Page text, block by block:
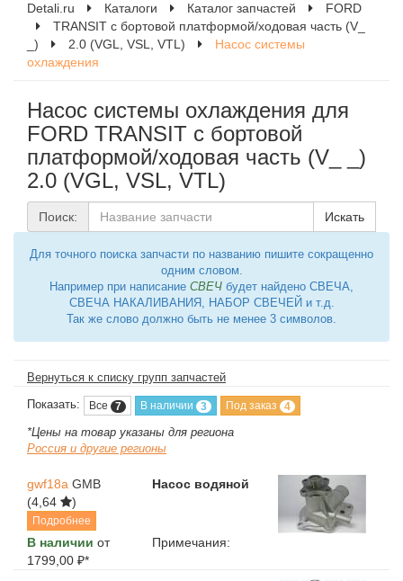
Detali.ru Каталоги Каталог запчастей
FORD
TRANSIT c бортовой платформой/ходовая часть (V_
_)
2.0 (VGL, VSL, VTL)
Насос системы
охлаждения
Насос системы охлаждения для
FORD TRANSIT c бортовой
платформой/ходовая часть (V_ _)
2.0 (VGL, VSL, VTL)
Поиск: Искать
Для точного поиска запчасти по названию пишите сокращенно
одним словом.
Например при написание СВЕЧ будет найдено СВЕЧА,
СВЕЧА НАКАЛИВАНИЯ, НАБОР СВЕЧЕЙ и т.д.
Так же слово должно быть не менее 3 символов.
Вернуться к списку групп запчастей
Показать: Все 7 В наличии 3 Под заказ 4
*Цены на товар указаны для региона
Россия и другие регионы
gwf18a GMB
(4,64
)
Подробнее
Насос водяной
В наличии от
1799,00 ₽*
Примечания: